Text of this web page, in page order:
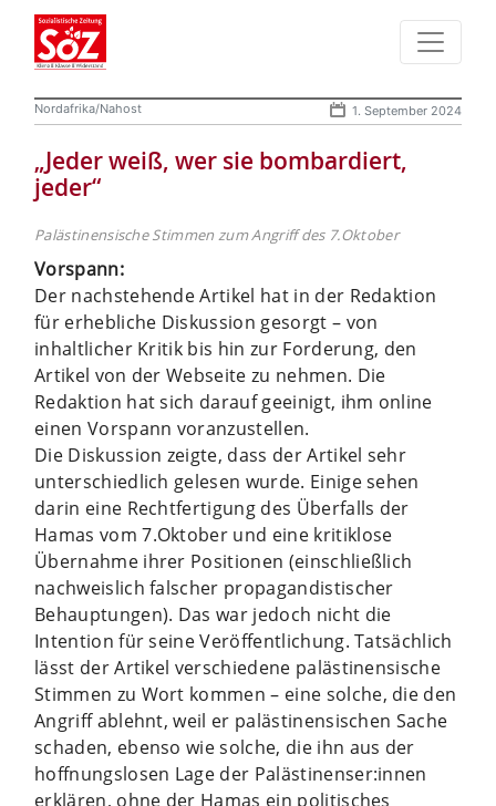
Nordafrika/Nahost 1. September 2024
„Jeder weiß, wer sie bombardiert,
jeder“
Palästinensische Stimmen zum Angriff des 7.Oktober
Vorspann:
Der nachstehende Artikel hat in der Redaktion
für erhebliche Diskussion gesorgt – von
inhaltlicher Kritik bis hin zur Forderung, den
Artikel von der Webseite zu nehmen. Die
Redaktion hat sich darauf geeinigt, ihm online
einen Vorspann voranzustellen.
Die Diskussion zeigte, dass der Artikel sehr
unterschiedlich gelesen wurde. Einige sehen
darin eine Rechtfertigung des Überfalls der
Hamas vom 7.Oktober und eine kritiklose
Übernahme ihrer Positionen (einschließlich
nachweislich falscher propagandistischer
Behauptungen). Das war jedoch nicht die
Intention für seine Veröffentlichung. Tatsächlich
lässt der Artikel verschiedene palästinensische
Stimmen zu Wort kommen – eine solche, die den
Angriff ablehnt, weil er palästinensischen Sache
schaden, ebenso wie solche, die ihn aus der
hoffnungslosen Lage der Palästinenser:innen
erklären, ohne der Hamas ein politisches